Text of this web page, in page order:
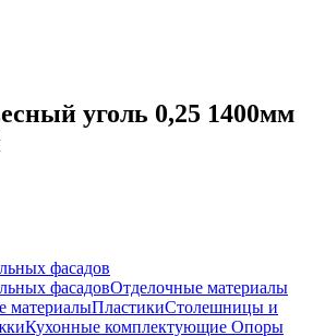
уголь 0,25 1400мм
фасадов
фасадовОтделочные материалы
материалыПластикиСтолешницы и
Кухонные комплектующие Опоры